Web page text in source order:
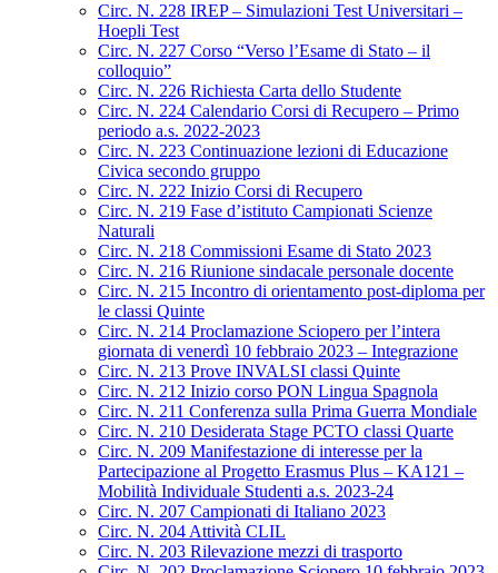
Circ. N. 228 IREP – Simulazioni Test Universitari –
Hoepli Test
Circ. N. 227 Corso “Verso l’Esame di Stato – il
colloquio”
Circ. N. 226 Richiesta Carta dello Studente
Circ. N. 224 Calendario Corsi di Recupero – Primo
periodo a.s. 2022-2023
Circ. N. 223 Continuazione lezioni di Educazione
Civica secondo gruppo
Circ. N. 222 Inizio Corsi di Recupero
Circ. N. 219 Fase d’istituto Campionati Scienze
Naturali
Circ. N. 218 Commissioni Esame di Stato 2023
Circ. N. 216 Riunione sindacale personale docente
Circ. N. 215 Incontro di orientamento post-diploma per
le classi Quinte
Circ. N. 214 Proclamazione Sciopero per l’intera
giornata di venerdì 10 febbraio 2023 – Integrazione
Circ. N. 213 Prove INVALSI classi Quinte
Circ. N. 212 Inizio corso PON Lingua Spagnola
Circ. N. 211 Conferenza sulla Prima Guerra Mondiale
Circ. N. 210 Desiderata Stage PCTO classi Quarte
Circ. N. 209 Manifestazione di interesse per la
Partecipazione al Progetto Erasmus Plus – KA121 –
Mobilità Individuale Studenti a.s. 2023-24
Circ. N. 207 Campionati di Italiano 2023
Circ. N. 204 Attività CLIL
Circ. N. 203 Rilevazione mezzi di trasporto